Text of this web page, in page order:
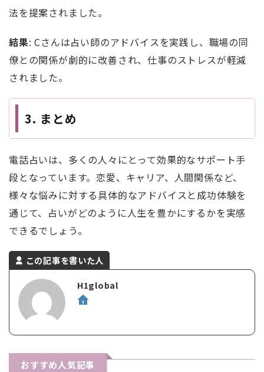
法を提案されました。
結果: Cさんは占い師のアドバイスを実践し、職場の同
僚との関係が劇的に改善され、仕事のストレスが軽減
されました。
3. まとめ
電話占いは、多くの人々にとって効果的なサポート手
段となっています。恋愛、キャリア、人間関係など、
様々な悩みに対する具体的なアドバイスと成功体験を
通じて、占いがどのように人生を豊かにするかを実感
できるでしょう。
この記事を書いた人
H1global
おすすめ人気記事